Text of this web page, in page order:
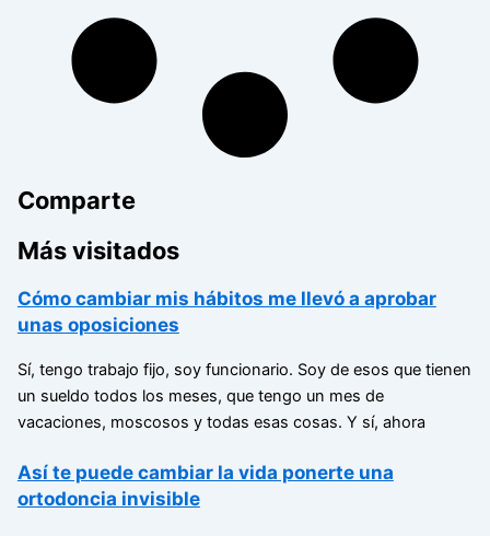
Comparte
Más visitados
Cómo cambiar mis hábitos me llevó a aprobar
unas oposiciones
Sí, tengo trabajo fijo, soy funcionario. Soy de esos que tienen
un sueldo todos los meses, que tengo un mes de
vacaciones, moscosos y todas esas cosas. Y sí, ahora
Así te puede cambiar la vida ponerte una
ortodoncia invisible